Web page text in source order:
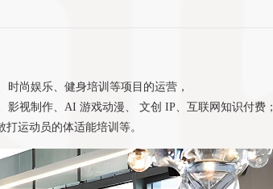
尚娱乐、健身培训等项目的运营，
视制作、AI 游戏动漫、 文创 IP、互联网知识付费；
运动员的体适能培训等。